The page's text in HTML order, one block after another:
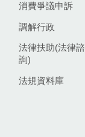
消費爭議申訴
調解行政
法律扶助(法律諮
詢)
法規資料庫